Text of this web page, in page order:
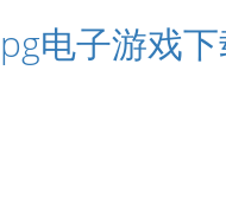
pg电子游戏